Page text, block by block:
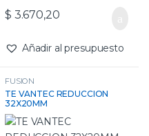
$ 3.670,20
Añadir al presupuesto
FUSION
TE VANTEC REDUCCION
32X20MM